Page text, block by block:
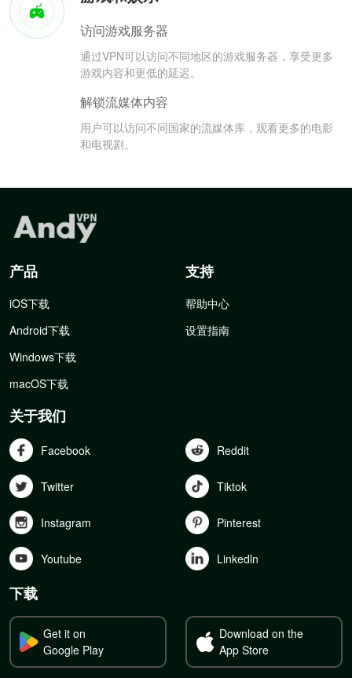
访问游戏服务器
通过VPN可以访问不同地区的游戏服务器，享受更多
游戏内容和更低的延迟。
解锁流媒体内容
用户可以访问不同国家的流媒体库，观看更多的电影
和电视剧。
产品
iOS下载
Android下载
Windows下载
macOS下载
支持
帮助中心
设置指南
关于我们
Facebook Reddit
Twitter Tiktok
Instagram Pinterest
Youtube Linkedln
下载
Get it on
Google Play
Download on the
App Store